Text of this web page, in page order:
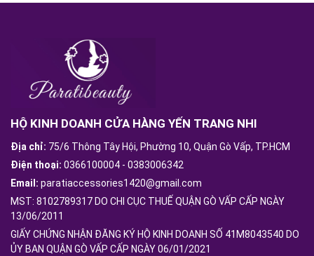
HỘ KINH DOANH CỬA HÀNG YẾN TRANG NHI
Địa chỉ: 75/6 Thông Tây Hội, Phường 10, Quận Gò Vấp, TP.HCM
Điện thoại: 0366100004 - 0383006342
Email: paratiaccessories1420@gmail.com
MST: 8102789317 DO CHI CỤC THUẾ QUẬN GÒ VẤP CẤP NGÀY
13/06/2011
GIẤY CHỨNG NHẬN ĐĂNG KÝ HỘ KINH DOANH SỐ 41M8043540 DO
ỦY BAN QUẬN GÒ VẤP CẤP NGÀY 06/01/2021